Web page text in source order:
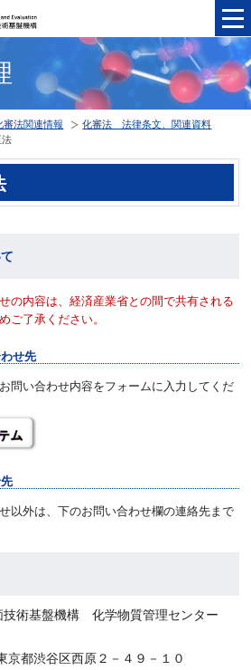
審法関連情報
化審法 法律条文、関連資料
法
の内容は、経済産業省との間で共有される
ご了承ください。
せ先
問い合わせ内容をフォームに入力してくだ
以外は、下のお問い合わせ欄の連絡先まで
技術基盤機構 化学物質管理センター
都渋谷区西原２－４９－１０